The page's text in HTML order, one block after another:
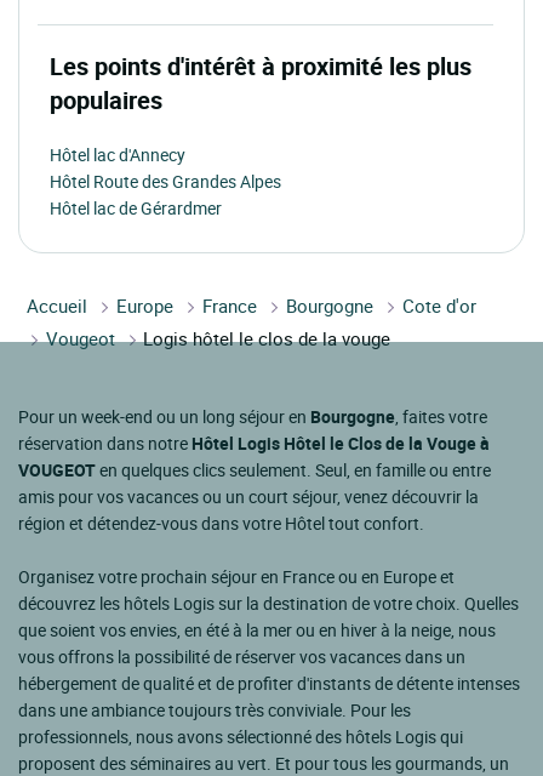
Les points d'intérêt à proximité les plus
populaires
Hôtel lac d'Annecy
Hôtel Route des Grandes Alpes
Hôtel lac de Gérardmer
Accueil Europe France Bourgogne
Cote d'or
Vougeot
Logis hôtel le clos de la vouge
Pour un week-end ou un long séjour en Bourgogne , faites votre
réservation dans notre Hôtel Logis Hôtel le Clos de la Vouge à
VOUGEOTen quelques clics seulement. Seul, en famille ou entre
amis pour vos vacances ou un court séjour, venez découvrir la
région et détendez-vous dans votre Hôtel tout confort.
Organisez votre prochain séjour en France ou en Europe et
découvrez les hôtels Logis sur la destination de votre choix. Quelles
que soient vos envies, en été à la mer ou en hiver à la neige, nous
vous offrons la possibilité de réserver vos vacances dans un
hébergement de qualité et de profiter d'instants de détente intenses
dans une ambiance toujours très conviviale. Pour les
professionnels, nous avons sélectionné des hôtels Logis qui
proposent des séminaires au vert. Et pour tous les gourmands, un